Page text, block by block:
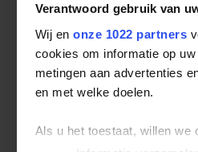
Verantwoord gebruik van
Wij en onze 1022 partners
cookies om informatie op
metingen aan advertenties
en met welke doelen.
Als u het toestaat, willen we